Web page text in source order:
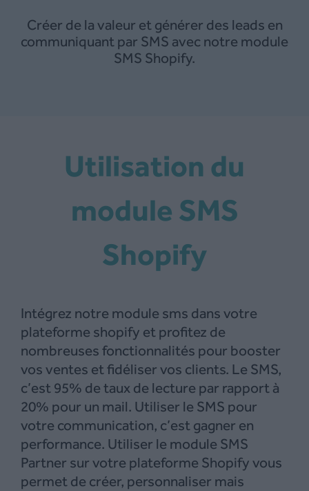
Créer de la valeur et générer des leads en
communiquant par SMS avec notre module
SMS Shopify.
Utilisation du
module SMS
Shopify
Intégrez notre module sms dans votre
plateforme shopify et profitez de
nombreuses fonctionnalités pour booster
vos ventes et fidéliser vos clients. Le SMS,
c’est 95% de taux de lecture par rapport à
20% pour un mail. Utiliser le SMS pour
votre communication, c’est gagner en
performance. Utiliser le module SMS
Partner sur votre plateforme Shopify vous
permet de créer, personnaliser mais